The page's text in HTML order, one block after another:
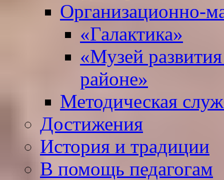
Организационно-
«Галактика»
«Музей
районе»
Методическая
Достижения
История и традиции
В помощь педагогам